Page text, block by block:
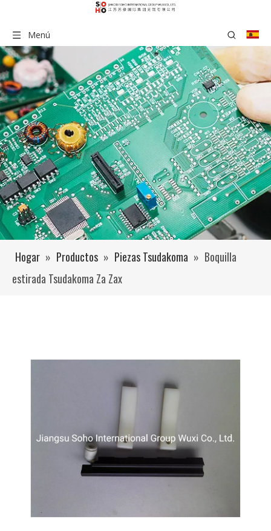
Menú
Hogar » Productos » Piezas Tsudakoma » Boquilla
estirada Tsudakoma Za Zax